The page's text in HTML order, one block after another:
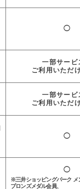
◯
一部サービ
ご利用いただ
一部サービ
ご利用いただ
◯
◯
※三井ショッピングパーク メ
ブロンズメダル会員、